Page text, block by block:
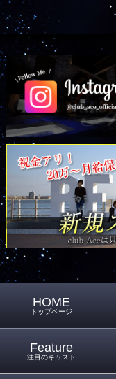
HOME
トップページ
Feature
注目のキャスト